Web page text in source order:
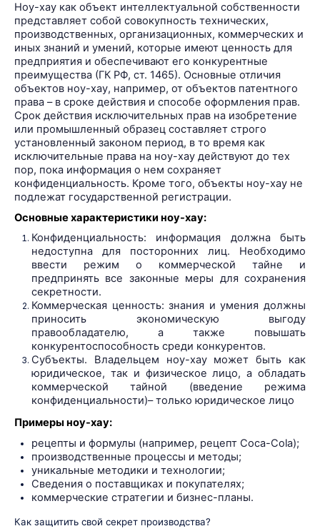
Ноу-хау как объект интеллектуальной собственности
представляет собой совокупность технических,
производственных, организационных, коммерческих и
иных знаний и умений, которые имеют ценность для
предприятия и обеспечивают его конкурентные
преимущества (ГК РФ, ст. 1465). Основные отличия
объектов ноу-хау, например, от объектов патентного
права – в сроке действия и способе оформления прав.
Срок действия исключительных прав на изобретение
или промышленный образец составляет строго
установленный законом период, в то время как
исключительные права на ноу-хау действуют до тех
пор, пока информация о нем сохраняет
конфиденциальность. Кроме того, объекты ноу-хау не
подлежат государственной регистрации.
Основные характеристики ноу-хау:
Конфиденциальность: информация должна быть
недоступна для посторонних лиц. Необходимо
ввести режим о коммерческой тайне и
предпринять все законные меры для сохранения
секретности.
Коммерческая ценность: знания и умения должны
приносить экономическую выгоду
правообладателю, а также повышать
конкурентоспособность среди конкурентов.
Субъекты. Владельцем ноу-хау может быть как
юридическое, так и физическое лицо, а обладать
коммерческой тайной (введение режима
конфиденциальности)– только юридическое лицо
Примеры ноу-хау:
рецепты и формулы (например, рецепт Coca-Cola);
производственные процессы и методы;
уникальные методики и технологии;
Сведения о поставщиках и покупателях;
коммерческие стратегии и бизнес-планы.
Как защитить свой секрет производства?